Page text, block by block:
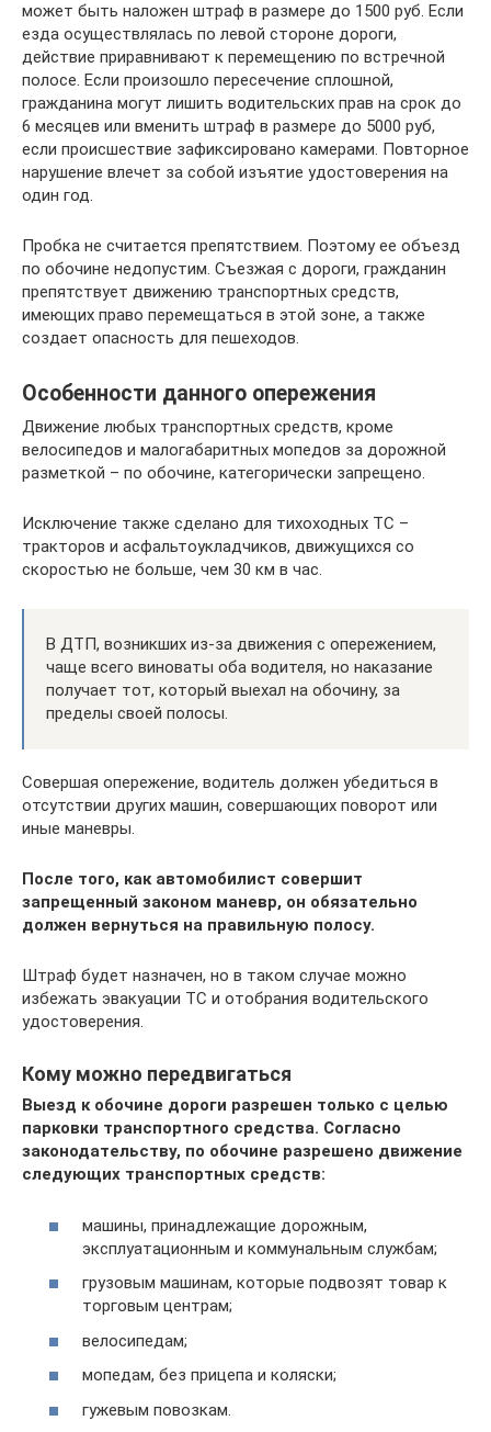
может быть наложен штраф в размере до 1500 руб. Если
езда осуществлялась по левой стороне дороги,
действие приравнивают к перемещению по встречной
полосе. Если произошло пересечение сплошной,
гражданина могут лишить водительских прав на срок до
6 месяцев или вменить штраф в размере до 5000 руб,
если происшествие зафиксировано камерами. Повторное
нарушение влечет за собой изъятие удостоверения на
один год.
Пробка не считается препятствием. Поэтому ее объезд
по обочине недопустим. Съезжая с дороги, гражданин
препятствует движению транспортных средств,
имеющих право перемещаться в этой зоне, а также
создает опасность для пешеходов.
Особенности данного опережения
Движение любых транспортных средств, кроме
велосипедов и малогабаритных мопедов за дорожной
разметкой – по обочине, категорически запрещено.
Исключение также сделано для тихоходных ТС –
тракторов и асфальтоукладчиков, движущихся со
скоростью не больше, чем 30 км в час.
В ДТП, возникших из-за движения с опережением,
чаще всего виноваты оба водителя, но наказание
получает тот, который выехал на обочину, за
пределы своей полосы.
Совершая опережение, водитель должен убедиться в
отсутствии других машин, совершающих поворот или
иные маневры.
После того, как автомобилист совершит
запрещенный законом маневр, он обязательно
должен вернуться на правильную полосу.
Штраф будет назначен, но в таком случае можно
избежать эвакуации ТС и отобрания водительского
удостоверения.
Кому можно передвигаться
Выезд к обочине дороги разрешен только с целью
парковки транспортного средства. Согласно
законодательству, по обочине разрешено движение
следующих транспортных средств:
машины, принадлежащие дорожным,
эксплуатационным и коммунальным службам;
грузовым машинам, которые подвозят товар к
торговым центрам;
велосипедам;
мопедам, без прицепа и коляски;
гужевым повозкам.